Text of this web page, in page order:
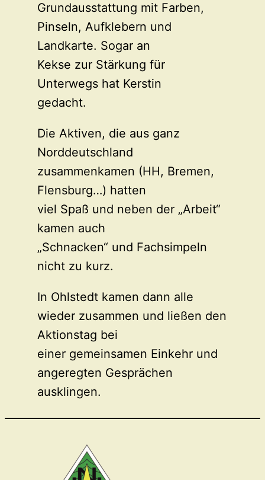
Grundausstattung mit Farben,
Pinseln, Aufklebern und
Landkarte. Sogar an
Kekse zur Stärkung für
Unterwegs hat Kerstin
gedacht.
Die Aktiven, die aus ganz
Norddeutschland
zusammenkamen (HH, Bremen,
Flensburg…) hatten
viel Spaß und neben der „Arbeit“
kamen auch
„Schnacken“ und Fachsimpeln
nicht zu kurz.
In Ohlstedt kamen dann alle
wieder zusammen und ließen den
Aktionstag bei
einer gemeinsamen Einkehr und
angeregten Gesprächen
ausklingen.